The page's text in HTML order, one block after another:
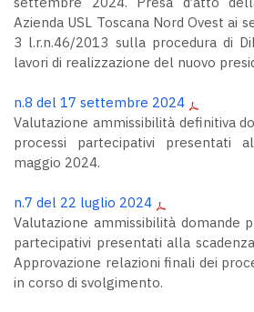
Azienda USL Toscana Nord Ovest ai
3 l.r.n.46/2013 sulla procedura di
lavori di realizzazione del nuovo
n.8 del 17 settembre 2024
Valutazione ammissibilità definitiva
processi partecipativi presentati
maggio 2024.
n.7 del 22 luglio 2024
Valutazione ammissibilità domande
partecipativi presentati alla
Approvazione relazioni finali dei
in corso di svolgimento.